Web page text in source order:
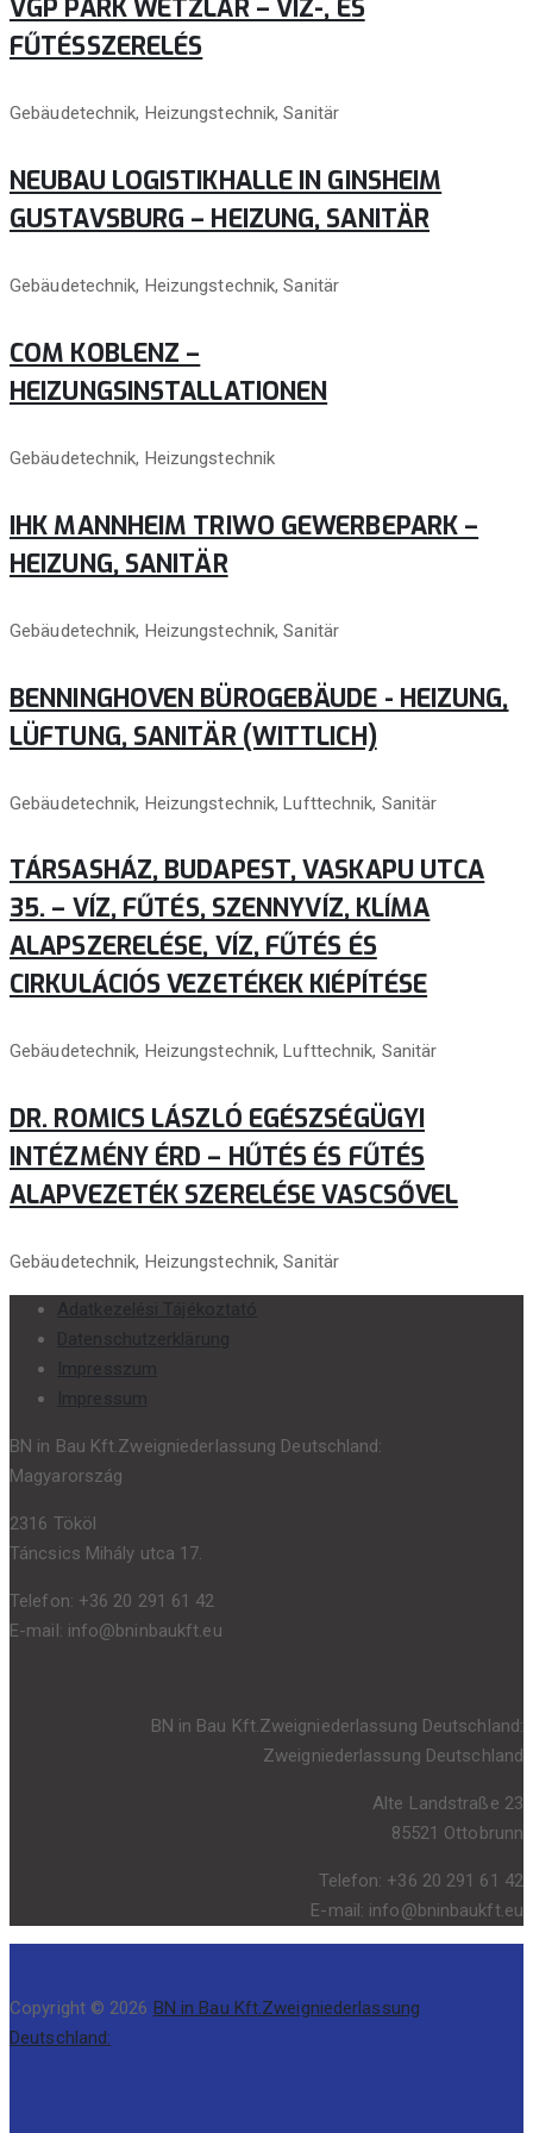
VGP PARK WETZLAR – VÍZ-, ÉS
FŰTÉSSZERELÉS
Gebäudetechnik, Heizungstechnik, Sanitär
NEUBAU LOGISTIKHALLE IN GINSHEIM
GUSTAVSBURG – HEIZUNG, SANITÄR
Gebäudetechnik, Heizungstechnik, Sanitär
COM KOBLENZ –
HEIZUNGSINSTALLATIONEN
Gebäudetechnik, Heizungstechnik
IHK MANNHEIM TRIWO GEWERBEPARK –
HEIZUNG, SANITÄR
Gebäudetechnik, Heizungstechnik, Sanitär
BENNINGHOVEN BÜROGEBÄUDE - HEIZUNG,
LÜFTUNG, SANITÄR (WITTLICH)
Gebäudetechnik, Heizungstechnik, Lufttechnik, Sanitär
TÁRSASHÁZ, BUDAPEST, VASKAPU UTCA
35. – VÍZ, FŰTÉS, SZENNYVÍZ, KLÍMA
ALAPSZERELÉSE, VÍZ, FŰTÉS ÉS
CIRKULÁCIÓS VEZETÉKEK KIÉPÍTÉSE
Gebäudetechnik, Heizungstechnik, Lufttechnik, Sanitär
DR. ROMICS LÁSZLÓ EGÉSZSÉGÜGYI
INTÉZMÉNY ÉRD – HŰTÉS ÉS FŰTÉS
ALAPVEZETÉK SZERELÉSE VASCSŐVEL
Gebäudetechnik, Heizungstechnik, Sanitär
Adatkezelési Tájékoztató
Datenschutzerklärung
Impresszum
Impressum
BN in Bau Kft.Zweigniederlassung Deutschland:
Magyarország
2316 Tököl
Táncsics Mihály utca 17.
Telefon: +36 20 291 61 42
E-mail: info@bninbaukft.eu
BN in Bau Kft.Zweigniederlassung Deutschland:
Zweigniederlassung Deutschland
Alte Landstraße 23
85521 Ottobrunn
Telefon: +36 20 291 61 42
E-mail: info@bninbaukft.eu
Copyright © 2026 BN in Bau Kft.Zweigniederlassung
Deutschland: